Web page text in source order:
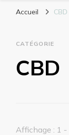
Accueil CBD
CATÉGORIE
CBD
Affichage : 1 -